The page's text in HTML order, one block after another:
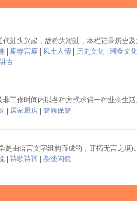
汕头兴起，故称为潮汕，本栏记录历史
庵寺宫庙 风土人情 历史文化
潮食文化
古
工作时间内以各种方式求得一种业余生
居家厨房
健康保健
是由语言文字组构而成的，开拓无言之境)
诗歌诗词
杂淡闲侃